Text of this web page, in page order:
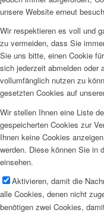
unsere Website erneut
Wir respektieren es voll und
zu vermeiden, dass Sie
Sie uns bitte, einen Cookie
sich jederzeit abmelden oder
vollumfänglich nutzen zu
gesetzten Cookies auf
Wir stellen Ihnen eine Liste
gespeicherten Cookies zur
Ihnen keine Cookies
werden. Diese können Sie in
einsehen.
Aktivieren, damit die
alle Cookies, denen nicht
benötigen zwei Cookies,